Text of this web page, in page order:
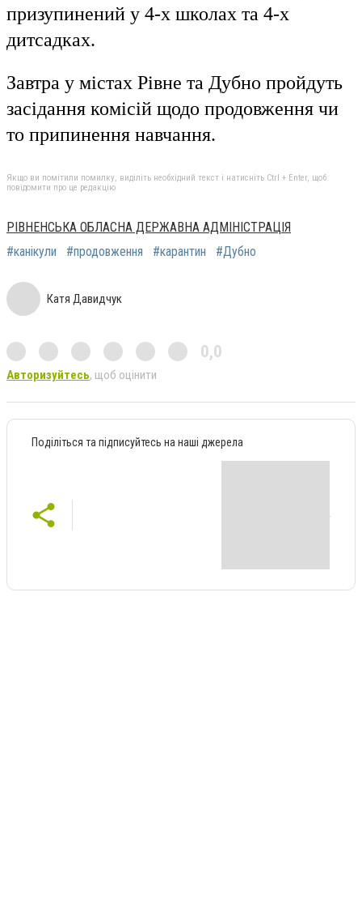
призупинений у 4-х школах та 4-х
дитсадках.
Завтра у містах Рівне та Дубно пройдуть
засідання комісій щодо продовження чи
то припинення навчання.
Якщо ви помітили помилку, виділіть необхідний текст і натисніть Ctrl + Enter, щоб
повідомити про це редакцію
РІВНЕНСЬКА ОБЛАСНА ДЕРЖАВНА АДМІНІСТРАЦІЯ
#канікули
#продовження #карантин #Дубно
Катя Давидчук
0,0
Авторизуйтесь, щоб оцінити
Поділіться та підписуйтесь на наші джерела